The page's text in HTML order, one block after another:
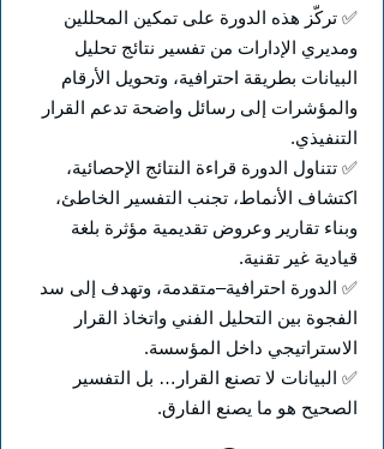
✅ تركّز هذه الدورة على تمكين المحللين
ومديري الإدارات من تفسير نتائج تحليل
البيانات بطريقة احترافية، وتحويل الأرقام
والمؤشرات إلى رسائل واضحة تدعم القرار
التنفيذي.
✅ تتناول الدورة قراءة النتائج الإحصائية،
اكتشاف الأنماط، تجنب التفسير الخاطئ،
وبناء تقارير وعروض تقديمية مؤثرة بلغة
قيادية غير تقنية.
✅ الدورة احترافية–متقدمة، وتهدف إلى سد
الفجوة بين التحليل الفني واتخاذ القرار
الاستراتيجي داخل المؤسسة.
✅ البيانات لا تصنع القرار… بل التفسير
الصحيح هو ما يصنع الفارق.